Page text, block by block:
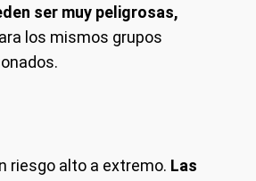
ser muy peligrosas,
los mismos grupos
riesgo alto a extremo. Las